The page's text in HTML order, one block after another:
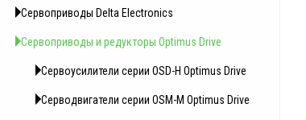
Сервоприводы Delta Electronics
Сервоприводы и редукторы Optimus Drive
Сервоусилители серии OSD-H Optimus Drive
Серводвигатели серии OSM-M Optimus Drive